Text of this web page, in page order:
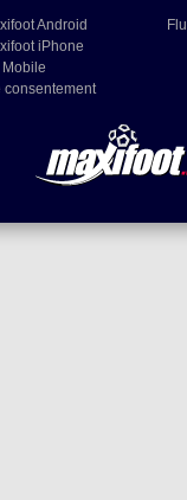
Android
iPhone
consentement